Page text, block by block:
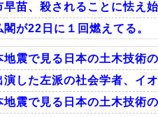
早苗、殺されることに怯え
閣が22日に１回燃えてる。
相互RSS
地震で見る日本の土木技術
演した左派の社会学者、
地震で見る日本の土木技術